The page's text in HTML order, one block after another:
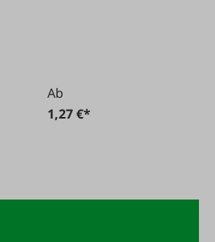
Ab
1,27 €*